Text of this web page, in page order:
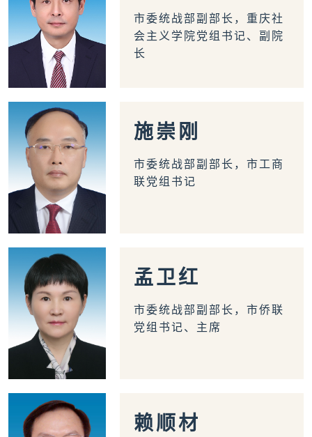
市委统战部副部长，重庆社
会主义学院党组书记、副院
长
施崇刚
市委统战部副部长，市工商
联党组书记
孟卫红
市委统战部副部长，市侨联
党组书记、主席
赖顺材